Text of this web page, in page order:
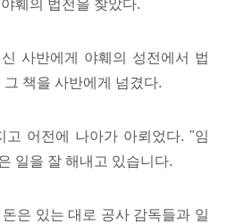
훼의 법전을 찾았다.
사반에게 야훼의 성전에서 법
책을 사반에게 넘겼다.
고 어전에 나아가 아뢰었다. "임
일을 잘 해내고 있습니다.
은 있는 대로 공사 감독들과 일